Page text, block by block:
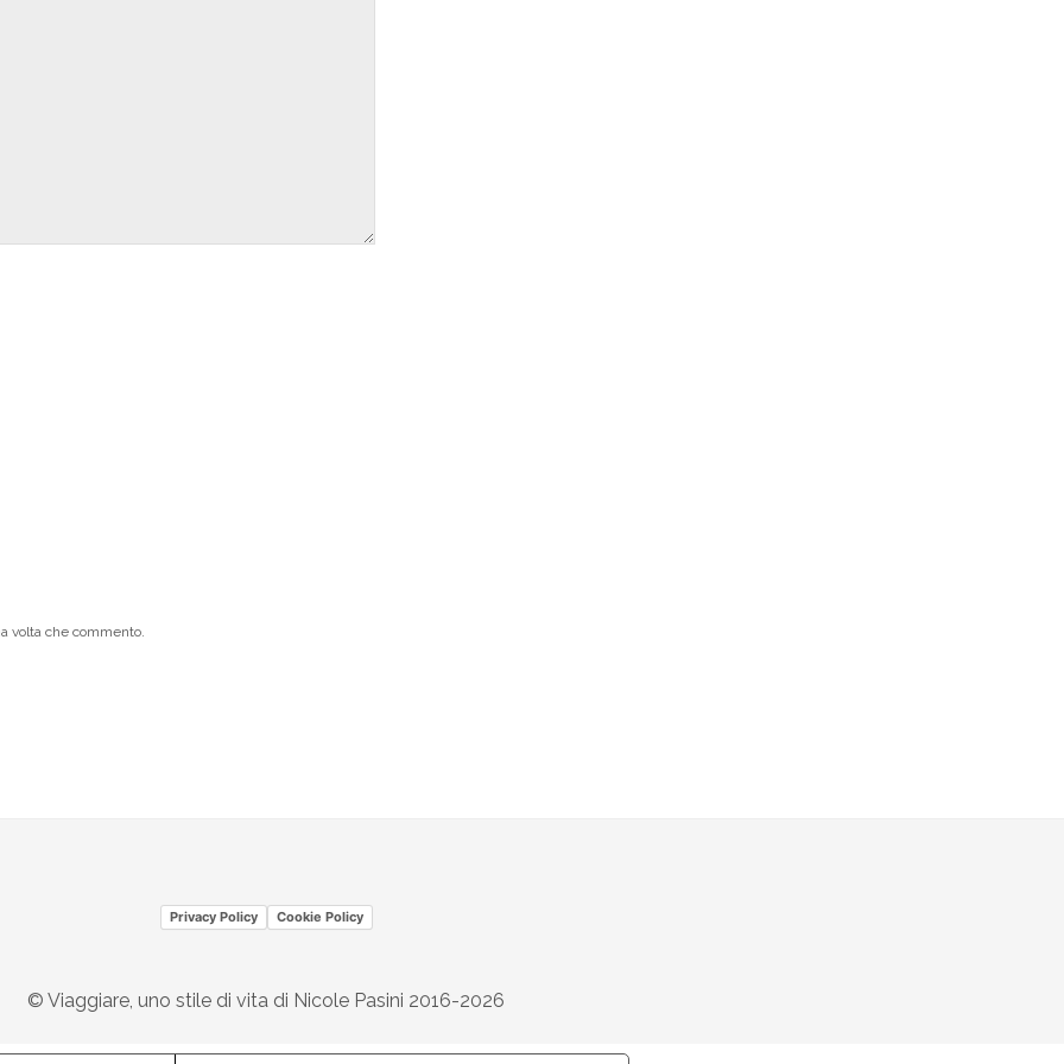
volta che commento.
Privacy Policy Cookie Policy
© Viaggiare, uno stile di vita di Nicole Pasini 2016-2026